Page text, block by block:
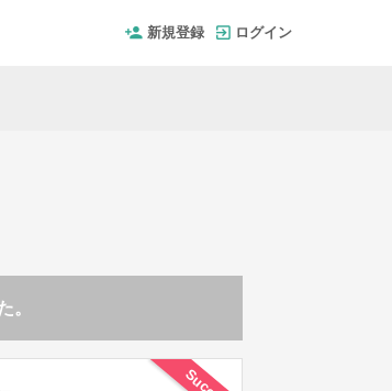
新規登録 ログイン
。